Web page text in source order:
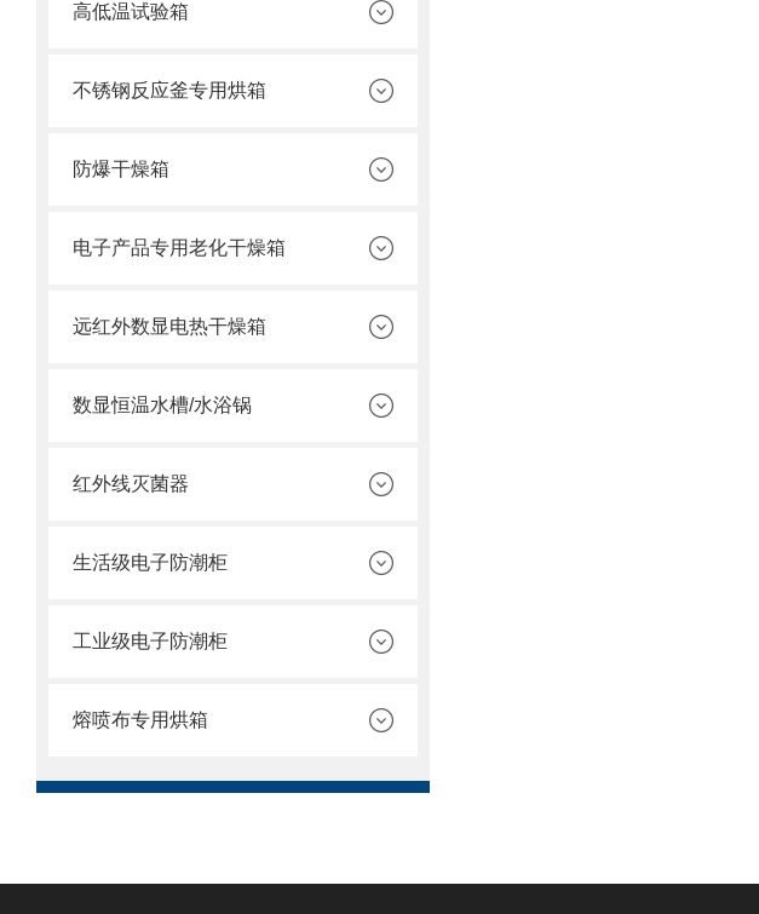
高低温试验箱
不锈钢反应釜专用烘箱
防爆干燥箱
电子产品专用老化干燥箱
远红外数显电热干燥箱
数显恒温水槽/水浴锅
红外线灭菌器
生活级电子防潮柜
工业级电子防潮柜
熔喷布专用烘箱